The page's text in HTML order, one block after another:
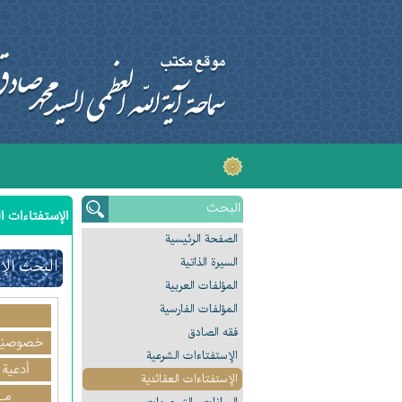
الصفحة الرئیسیة
السیرة الذاتیة
المؤلفات العربیة
المؤلفات الفارسیة
فقه الصادق
الإستفتاءات الشرعیة
الإستفتاءات العقائدیة
الإستفتاءات
البحث